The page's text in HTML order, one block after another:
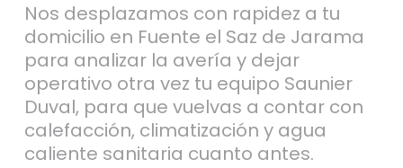
Nos desplazamos con rapidez a tu
domicilio en Fuente el Saz de Jarama
para analizar la avería y dejar
operativo otra vez tu equipo Saunier
Duval, para que vuelvas a contar con
calefacción, climatización y agua
caliente sanitaria cuanto antes.